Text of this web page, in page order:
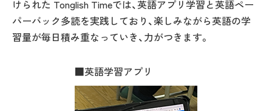
けられた Tonglish Timeでは、英語アプリ学習と英語ペー
パーバック多読を実践しており、楽しみながら英語の学
習量が毎日積み重なっていき、力がつきます。
■英語学習アプリ